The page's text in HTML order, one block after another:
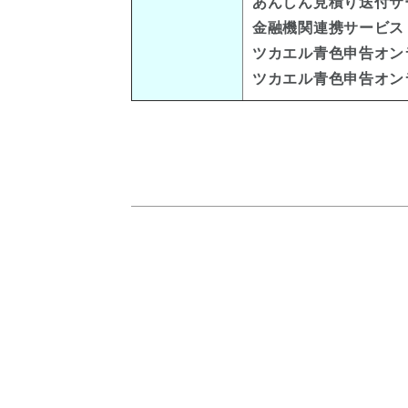
金融機関連携サービス
ツカエル青色申告オ
ツカエル青色申告オ